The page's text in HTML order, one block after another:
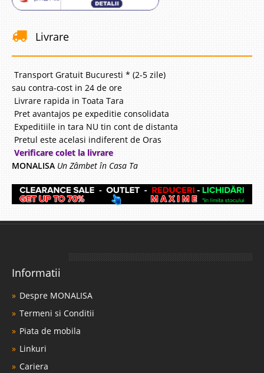
Livrare
Transport Gratuit Bucuresti * (2-5 zile)
sau contra-cost in 24 de ore
Livrare rapida in Toata Tara
Pret avantajos pe expeditie consolidata
Expeditiile in tara NU tin cont de distanta
Pretul este acelasi indiferent de Oras
Verificare colet la livrare
MONALISA Un Zâmbet în Casa Ta
Informatii
Despre MONALISA
Termeni si Conditii
Piata de mobila
Linkuri
Cariera